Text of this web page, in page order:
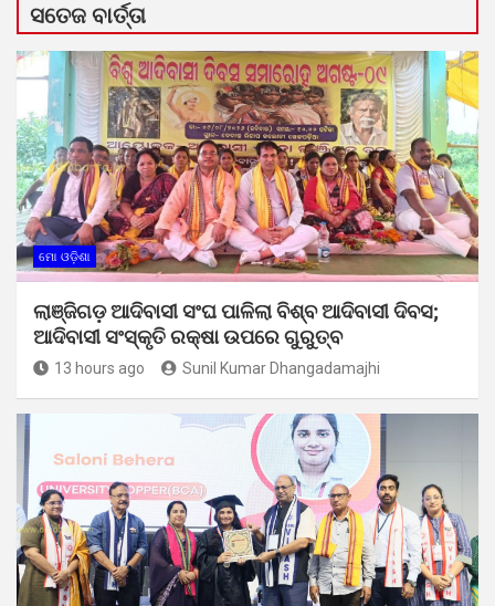
ସତେଜ ବାର୍ତ୍ତା
ମୋ ଓଡ଼ିଶା
ଲାଞ୍ଜିଗଡ଼ ଆଦିବାସୀ ସଂଘ ପାଳିଲା ବିଶ୍ବ ଆଦିବାସୀ ଦିବସ;
ଆଦିବାସୀ ସଂସ୍କୃତି ରକ୍ଷା ଉପରେ ଗୁରୁତ୍ବ
13 hours ago Sunil Kumar Dhangadamajhi